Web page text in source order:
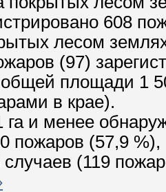
608
лесом
(97)
общей площади 1
в крае).
и менее
пожаров (57,9
(119